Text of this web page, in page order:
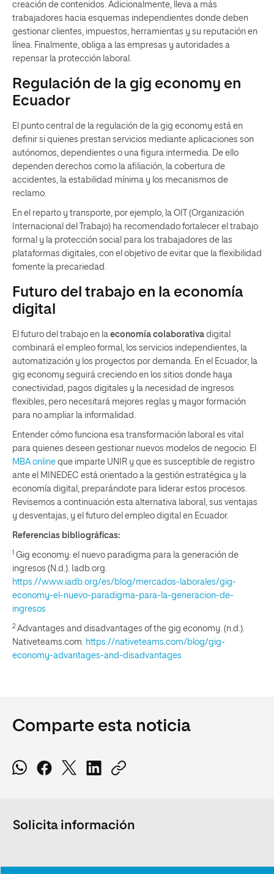
creación de contenidos. Adicionalmente, lleva a más
trabajadores hacia esquemas independientes donde deben
gestionar clientes, impuestos, herramientas y su reputación en
línea. Finalmente, obliga a las empresas y autoridades a
repensar la protección laboral.
Regulación de la gig economy en
Ecuador
El punto central de la regulación de la gig economy está en
definir si quienes prestan servicios mediante aplicaciones son
autónomos, dependientes o una figura intermedia. De ello
dependen derechos como la afiliación, la cobertura de
accidentes, la estabilidad mínima y los mecanismos de
reclamo.
En el reparto y transporte, por ejemplo, la OIT (Organización
Internacional del Trabajo) ha recomendado fortalecer el trabajo
formal y la protección social para los trabajadores de las
plataformas digitales, con el objetivo de evitar que la flexibilidad
fomente la precariedad.
Futuro del trabajo en la economía
digital
El futuro del trabajo en la economía colaborativa digital
combinará el empleo formal, los servicios independientes, la
automatización y los proyectos por demanda. En el Ecuador, la
gig economy seguirá creciendo en los sitios donde haya
conectividad, pagos digitales y la necesidad de ingresos
flexibles, pero necesitará mejores reglas y mayor formación
para no ampliar la informalidad.
Entender cómo funciona esa transformación laboral es vital
para quienes deseen gestionar nuevos modelos de negocio. El
MBA online que imparte UNIR y que es susceptible de registro
ante el MINEDEC está orientado a la gestión estratégica y la
economía digital, preparándote para liderar estos procesos.
Revisemos a continuación esta alternativa laboral, sus ventajas
y desventajas, y el futuro del empleo digital en Ecuador.
Referencias bibliográficas:
1 Gig economy: el nuevo paradigma para la generación de
ingresos (N.d.). Iadb.org.
https://www.iadb.org/es/blog/mercados-laborales/gig-
economy-el-nuevo-paradigma-para-la-generacion-de-
ingresos
2Advantages and disadvantages of the gig economy. (n.d.).
Nativeteams.com. https://nativeteams.com/blog/gig-
economy-advantages-and-disadvantages
Comparte esta noticia
Solicita información